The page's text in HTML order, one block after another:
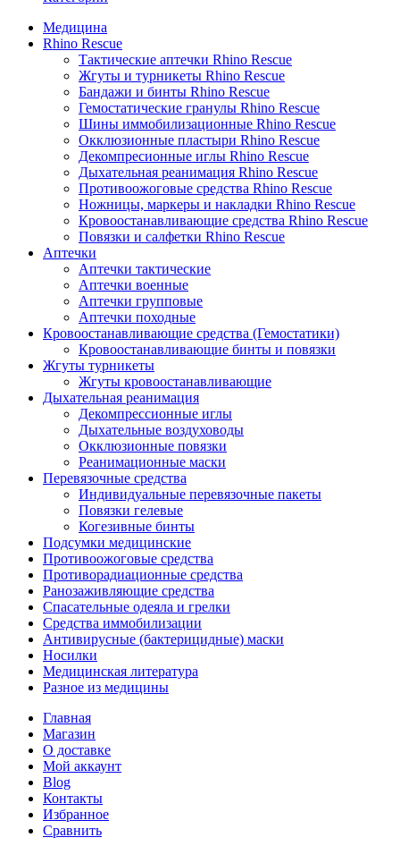
Медицина
Rhino Rescue
Тактические аптечки Rhino Rescue
Жгуты и турникеты Rhino Rescue
Бандажи и бинты Rhino Rescue
Гемостатические гранулы Rhino Rescue
Шины иммобилизационные Rhino Rescue
Окклюзионные пластыри Rhino Rescue
Декомпресионные иглы Rhino Rescue
Дыхательная реанимация Rhino Rescue
Противоожоговые средства Rhino Rescue
Ножницы, маркеры и накладки Rhino Rescue
Кровоостанавливающие средства Rhino Rescue
Повязки и салфетки Rhino Rescue
Аптечки
Аптечки тактические
Аптечки военные
Аптечки групповые
Аптечки походные
Кровоостанавливающие средства (Гемостатики)
Кровоостанавливающие бинты и повязки
Жгуты турникеты
Жгуты кровоостанавливающие
Дыхательная реанимация
Декомпрессионные иглы
Дыхательные воздуховоды
Окклюзионные повязки
Реанимационные маски
Перевязочные средства
Индивидуальные перевязочные пакеты
Повязки гелевые
Когезивные бинты
Подсумки медицинские
Противоожоговые средства
Противорадиационные средства
Ранозаживляющие средства
Спасательные одеяла и грелки
Средства иммобилизации
Антивирусные (бактерицидные) маски
Носилки
Медицинская литература
Разное из медицины
Главная
Магазин
О доставке
Мой аккаунт
Blog
Контакты
Избранное
Сравнить